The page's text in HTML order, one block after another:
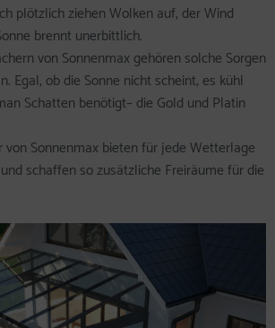
plötzlich ziehen Wolken auf, der Wind
brennt unerbittlich.
von Sonnenmax gehören solche Sorgen
Egal, ob die Sonne nicht scheint, es kühl
Schatten benötigt– die Gold und Platin
von Sonnenmax bieten für jede Wetterlage
schaffen so zusätzliche Freiräume für die